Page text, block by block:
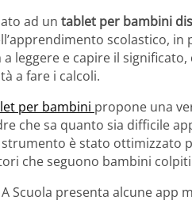
ad un tablet per bambini
scolastico,
leggere e capire il
a fare i calcoli.
per bambini propone una
che sa quanto sia difficile
è stato ottimizzato
che seguono bambini
Scuola presenta alcune app